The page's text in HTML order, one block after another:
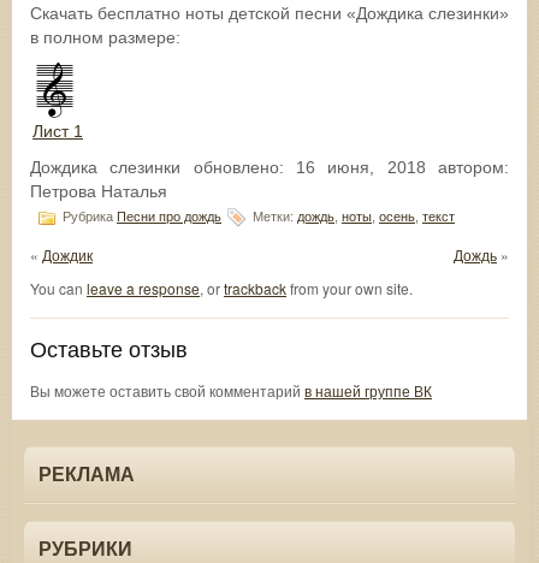
Скачать бесплатно ноты детской песни «Дождика слезинки»
в полном размере:
Лист 1
Дождика слезинки обновлено: 16 июня, 2018 автором:
Петрова Наталья
Рубрика Песни про дождь Метки: дождь ноты осень текст
« Дождик Дождь »
You can leave a response, ortrackbackfrom your own site.
Оставьте отзыв
Вы можете оставить свой комментарий в нашей группе ВК
РЕКЛАМА
РУБРИКИ